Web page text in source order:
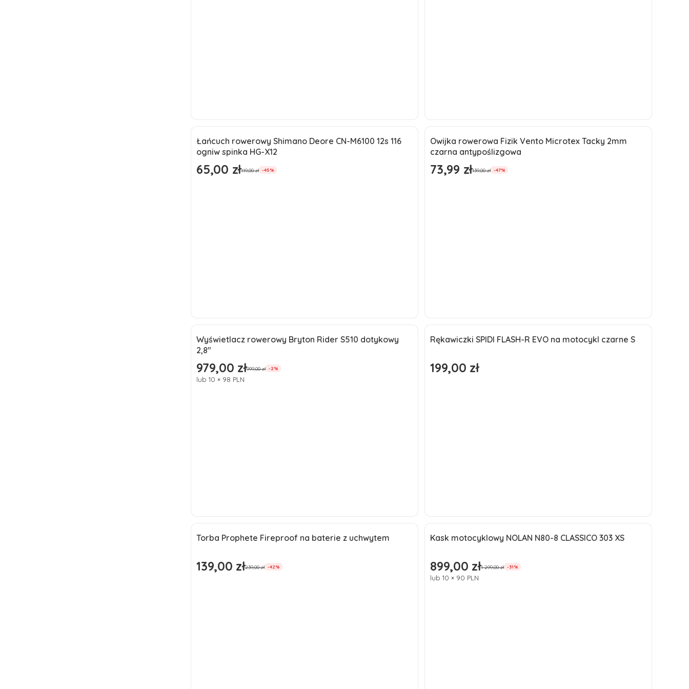
Do koszyka Do koszyka
Okazja
Łańcuch rowerowy Shimano Deore CN-M6100 12s 116
ogniw spinka HG-X12
Cena promocyjna
65,00 zł119,00 zł -45%
Do koszyka
Okazja
Owijka rowerowa Fizik Vento Microtex Tacky 2mm
czarna antypoślizgowa
Cena promocyjna
73,99 zł139,00 zł -47%
Do koszyka
Okazja
Wyświetlacz rowerowy Bryton Rider S510 dotykowy
2,8"
Cena promocyjna
979,00 zł999,00 zł -2%
lub 10 × 98 PLN
Do koszyka
Rękawiczki SPIDI FLASH-R EVO na motocykl czarne S
Cena
199,00 zł
Do koszyka
Okazja
Torba Prophete Fireproof na baterie z uchwytem
Cena promocyjna
139,00 zł239,00 zł -42%
Okazja
Kask motocyklowy NOLAN N80-8 CLASSICO 303 XS
Cena promocyjna
899,00 zł1 299,00 zł -31%
lub 10 × 90 PLN